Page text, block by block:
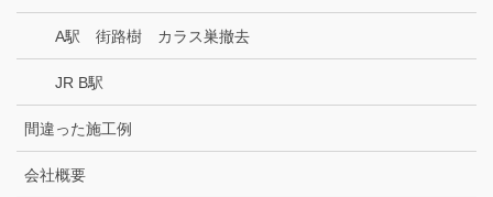
A駅 街路樹 カラス巣撤去
JR B駅
間違った施工例
会社概要